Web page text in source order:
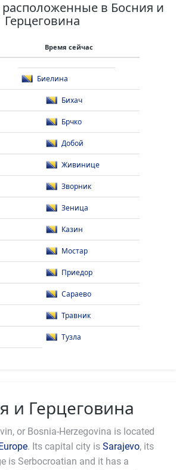
расположенные в Босния и
Герцеговина
Время сейчас
Биелина
Бихач
Брчко
Добой
Живинице
Зворник
Зеница
Казин
Мостар
Приедор
Сараево
Травник
Тузла
и Герцеговина
or Bosnia-Herzegovina is located
. Its capital city is Sarajevo, its
is Serbocroatian and it has a